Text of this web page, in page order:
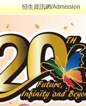
招生資訊網/Admission